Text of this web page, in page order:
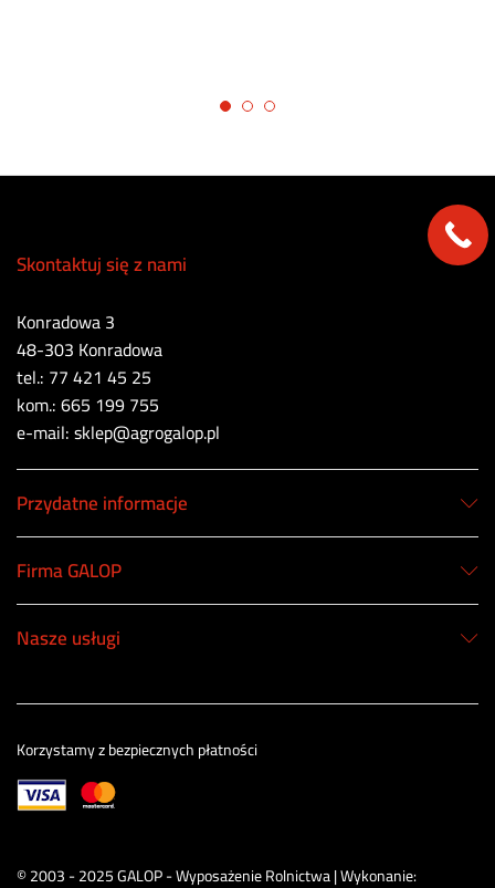
Skontaktuj się z nami
Konradowa 3
48-303 Konradowa
tel.: 77 421 45 25
kom.: 665 199 755
e-mail: sklep@agrogalop.pl
Przydatne informacje
Firma GALOP
Nasze usługi
© 2003 - 2025 GALOP - Wyposażenie Rolnictwa | Wykonanie:
Korzystamy z bezpiecznych płatności